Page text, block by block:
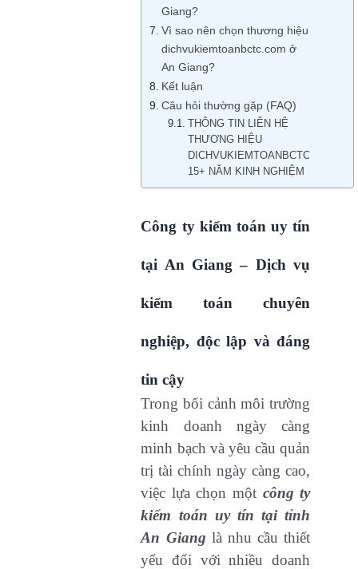
Giang?
Vì sao nên chọn thương hiệu
dichvukiemtoanbctc.com ở
An Giang?
Kết luận
Câu hỏi thường gặp (FAQ)
THÔNG TIN LIÊN HỆ
THƯƠNG HIỆU
DICHVUKIEMTOANBCTC.COM
15+ NĂM KINH NGHIỆM
Công ty kiểm toán uy tín
tại An Giang – Dịch vụ
kiểm toán chuyên
nghiệp, độc lập và đáng
tin cậy
Trong bối cảnh môi trường
kinh doanh ngày càng
minh bạch và yêu cầu quản
trị tài chính ngày càng cao,
việc lựa chọn một công ty
kiểm toán uy tín tại tỉnh
An Giang là nhu cầu thiết
yếu đối với nhiều doanh